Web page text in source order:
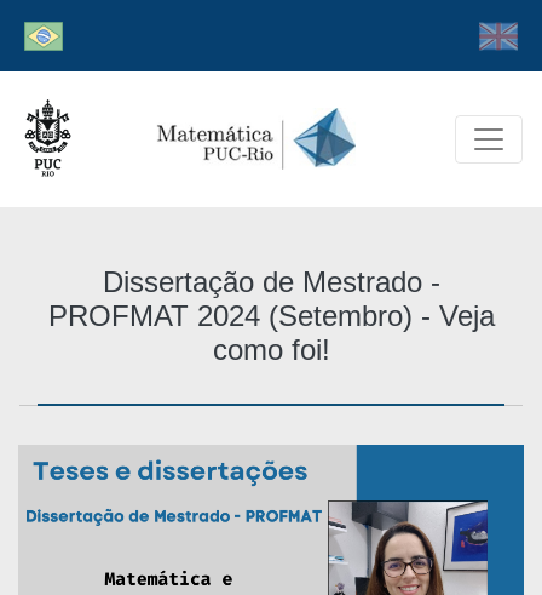
Dissertação de Mestrado -
PROFMAT 2024 (Setembro) - Veja
como foi!